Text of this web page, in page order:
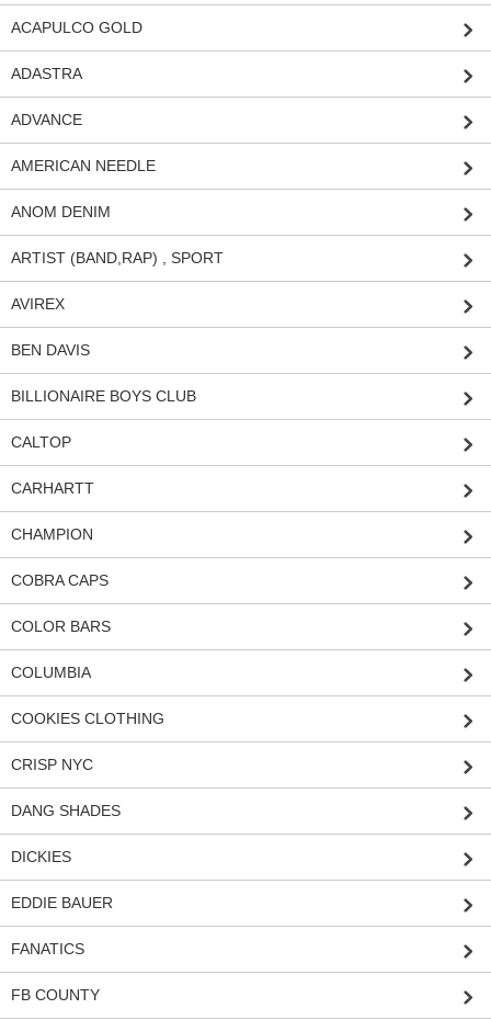
ACAPULCO GOLD
ADASTRA
ADVANCE
AMERICAN NEEDLE
ANOM DENIM
ARTIST (BAND,RAP) , SPORT
AVIREX
BEN DAVIS
BILLIONAIRE BOYS CLUB
CALTOP
CARHARTT
CHAMPION
COBRA CAPS
COLOR BARS
COLUMBIA
COOKIES CLOTHING
CRISP NYC
DANG SHADES
DICKIES
EDDIE BAUER
FANATICS
FB COUNTY